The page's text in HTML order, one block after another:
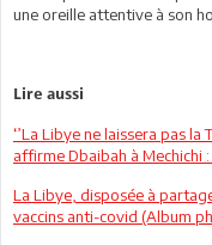
une oreille attentive à son
Lire aussi
‘’La Libye ne laissera pas la
affirme Dbaibah à Mechichi
La Libye, disposée à
vaccins anti-covid (Album